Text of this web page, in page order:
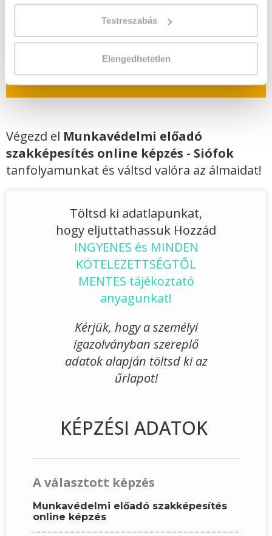
Testreszabás
Elengedhetetlen
biztosan indul!
Jelentkezem!
Végezd el Munkavédelmi előadó
szakképesítés online képzés - Siófok
tanfolyamunkat és váltsd valóra az álmaidat!
Töltsd ki adatlapunkat,
hogy eljuttathassuk Hozzád
INGYENES és MINDEN
KÖTELEZETTSÉGTŐL
MENTES tájékoztató
anyagunkat!
Kérjük, hogy a személyi
igazolványban szereplő
adatok alapján töltsd ki az
űrlapot!
KÉPZÉSI ADATOK
A választott képzés
Munkavédelmi előadó szakképesítés
online képzés